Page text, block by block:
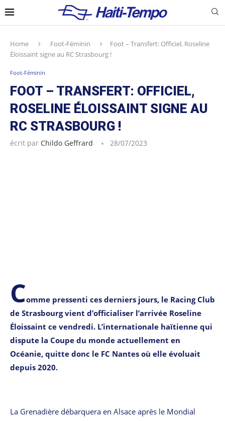
Home Foot-Féminin
Foot – Transfert: Officiel, Roseline
Éloissaint signe au RC Strasbourg !
Foot-Féminin
FOOT – TRANSFERT: OFFICIEL,
ROSELINE ÉLOISSAINT SIGNE AU
RC STRASBOURG !
écrit par Childo Geffrard 28/07/2023
Comme pressenti ces derniers jours, le Racing Club
de Strasbourg vient d’officialiser l’arrivée Roseline
Éloissaint ce vendredi. L’internationale haïtienne qui
dispute la Coupe du monde actuellement en
Océanie, quitte donc le FC Nantes où elle évoluait
depuis 2020.
La Grenadière débarquera en Alsace après le Mondial